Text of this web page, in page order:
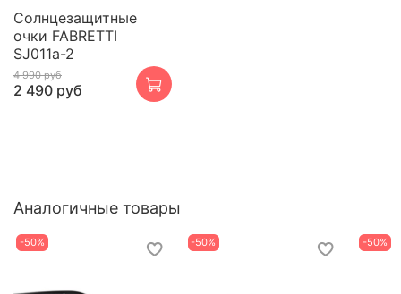
Cолнцезащитные
очки FABRETTI
SJ011a-2
4 990 руб
2 490 руб
Аналогичные товары
-50% -50% -50%